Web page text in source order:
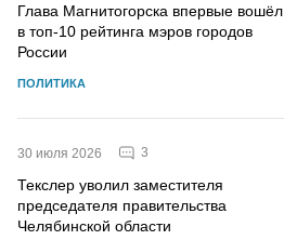
Глава Магнитогорска впервые вошёл
в топ-10 рейтинга мэров городов
России
ПОЛИТИКА
30 июля 2026 3
Текслер уволил заместителя
председателя правительства
Челябинской области